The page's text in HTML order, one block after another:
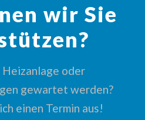
wir Sie
Heizanlage oder
gewartet werden?
einen Termin aus!